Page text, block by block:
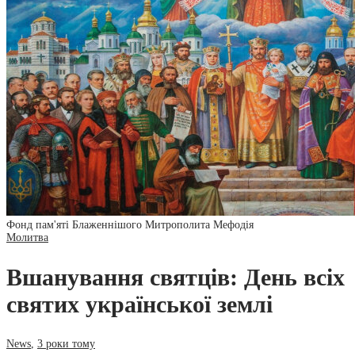
Фонд пам'яті Блаженнішого Митрополита Мефодія
Молитва
Вшанування святців: День всіх
святих української землі
News 3 роки тому